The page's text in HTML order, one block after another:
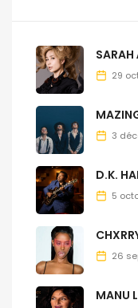
SARAH
29
3
D.K.
5
26
MANU